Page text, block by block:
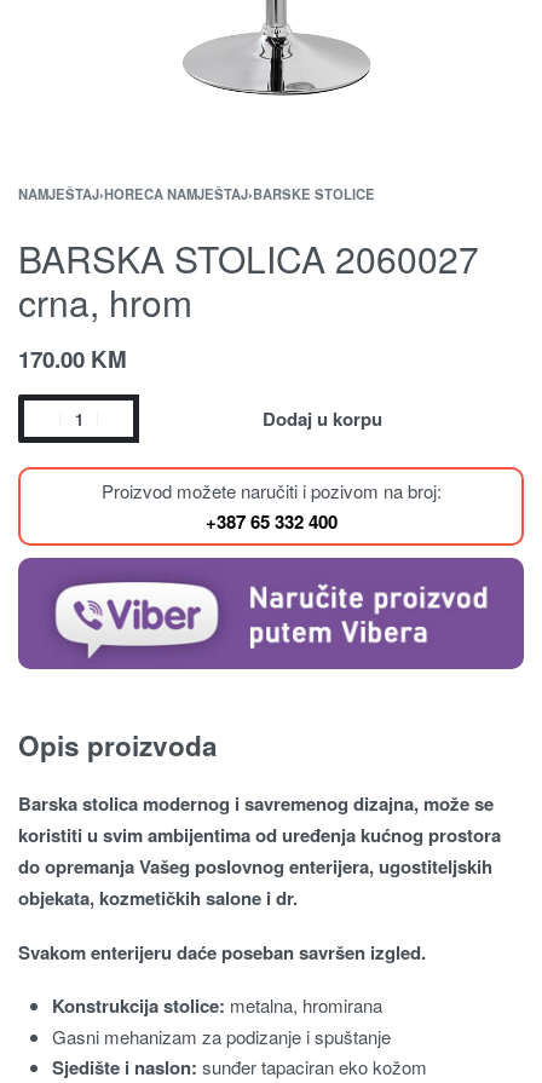
NAMJEŠTAJ›HORECA NAMJEŠTAJ›BARSKE STOLICE
BARSKA STOLICA 2060027
crna, hrom
170.00 KM
Dodaj u korpu
Proizvod možete naručiti i pozivom na broj:
+387 65 332 400
Opis proizvoda
Barska stolica modernog i savremenog dizajna, može se
koristiti u svim ambijentima od uređenja kućnog prostora
do opremanja Vašeg poslovnog enterijera, ugostiteljskih
objekata, kozmetičkih salone i dr.
Svakom enterijeru daće poseban savršen izgled.
Konstrukcija stolice: metalna, hromirana
Gasni mehanizam za podizanje i spuštanje
Sjedište i naslon: sunđer tapaciran eko kožom